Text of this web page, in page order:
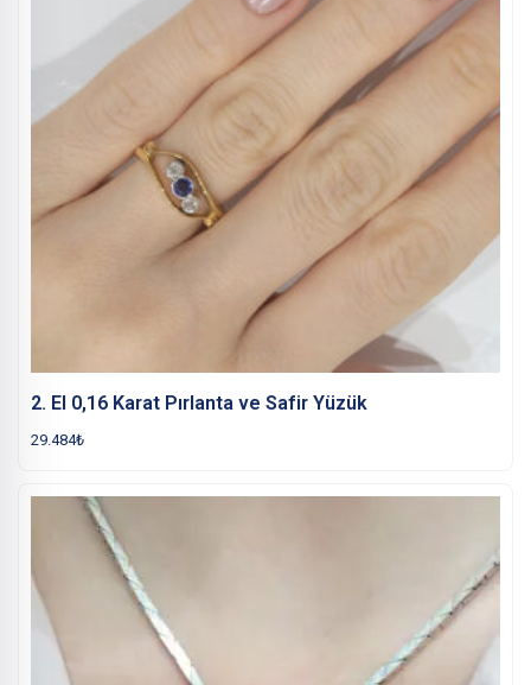
2. El 0,16 Karat Pırlanta ve Safir Yüzük
29.484₺